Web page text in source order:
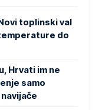
toplinski val
do
Hrvati im ne
samo